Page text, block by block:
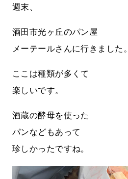
週末、
酒田市光ヶ丘のパン屋
メーテールさんに行きました。
ここは種類が多くて
楽しいです。
酒蔵の酵母を使った
パンなどもあって
珍しかったですね。